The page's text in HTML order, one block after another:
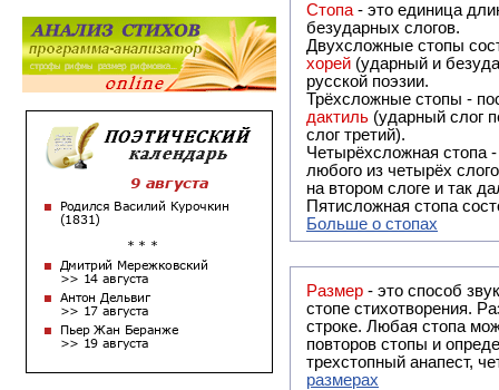
Стопа - это единица
безударных слогов.
Двухсложные стопы
хорей (ударный и
русской поэзии.
Трёхсложные стопы -
дактиль (ударный слог
слог третий).
Четырёхсложная стопа
любого из четырёх
на втором слоге и так
Пятисложная стопа
Больше о стопах
Размер - это способ
стопе стихотворения.
строке. Любая стопа
повторов стопы и
трехстопный анапест,
размерах